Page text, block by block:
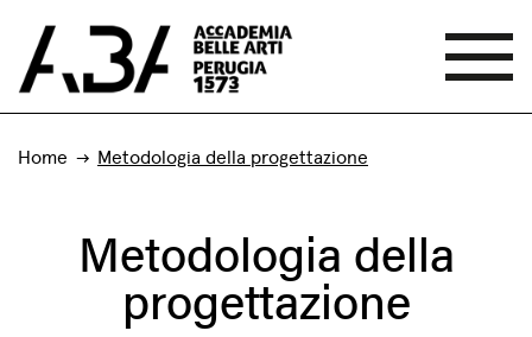
Home Metodologia della progettazione
Metodologia della
progettazione